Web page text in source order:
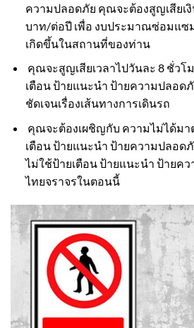
ความปลอดภัย คุณจะต้องสูญเสียเ
บาท/ต่อปี เพื่อ งบประมาณซ่อมแซ
เกิดขึ้นในสถานที่ของท่าน
คุณจะสูญเสียเวลาไปวันละ 8 ชั่วโ
เตือน ป้ายแนะนำ ป้ายความปลอด
ชัดเจนเรื่องเส้นทางการเดินรถ
คุณจะต้องเผชิญกับ ความไม่ได้มา
เตือน ป้ายแนะนำ ป้ายความปลอด
ไม่ใช้ป้ายเตือน ป้ายแนะนำ ป้ายค
ไทยจราจรในตอนนี้